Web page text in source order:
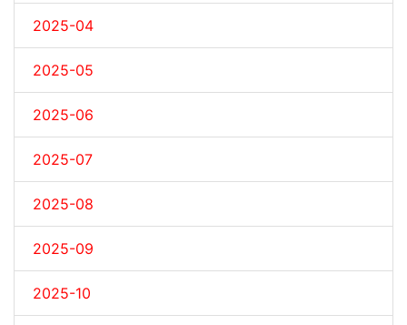
2025-04
2025-05
2025-06
2025-07
2025-08
2025-09
2025-10